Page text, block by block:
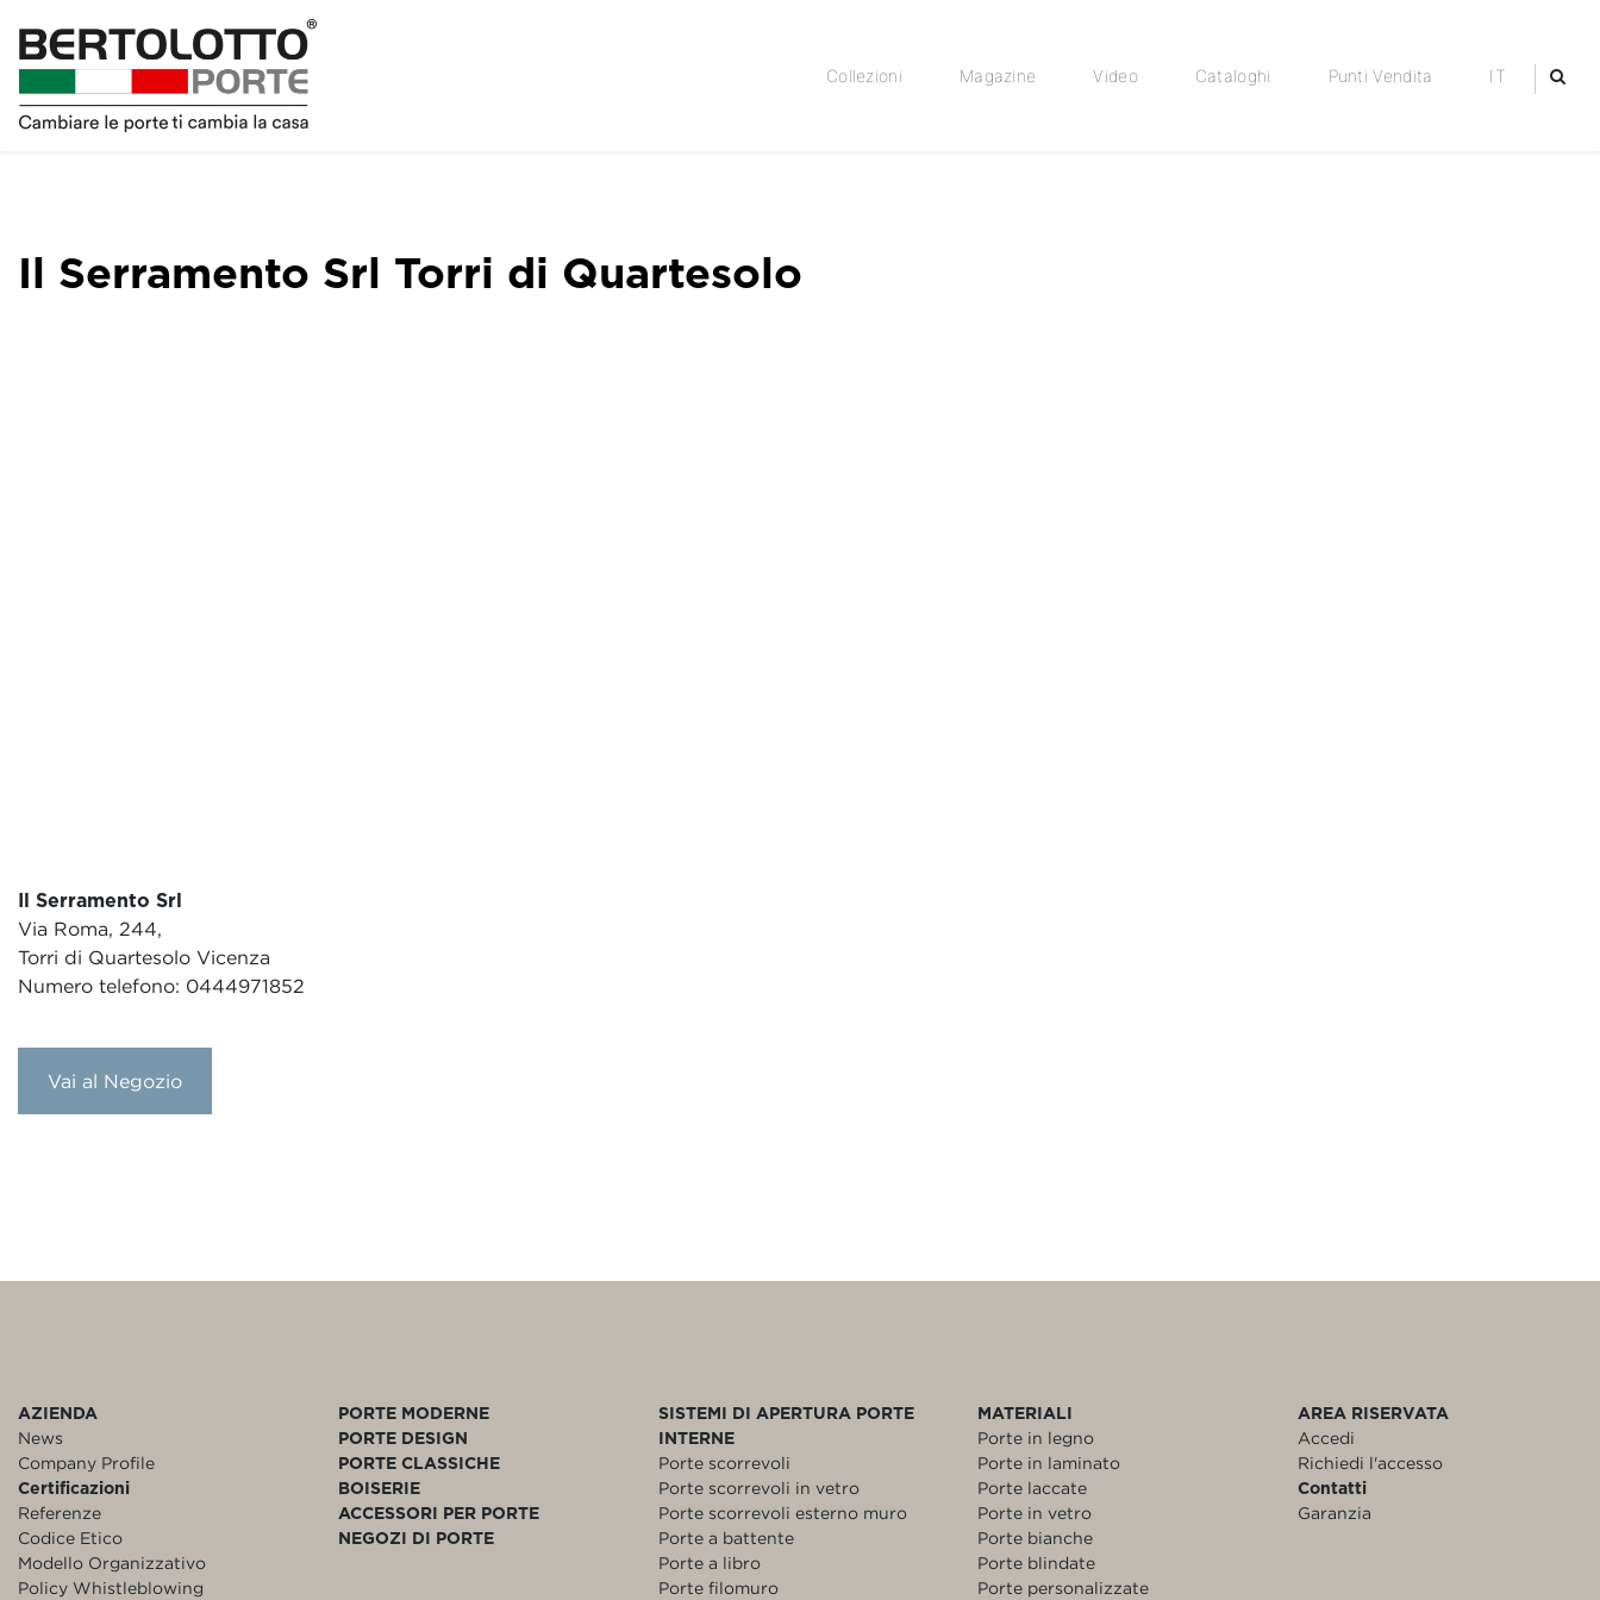
Collezioni Magazine Video Cataloghi Punti Vendita IT
Il Serramento Srl Torri di Quartesolo
Il Serramento Srl
Via Roma, 244,
Torri di Quartesolo Vicenza
Numero telefono: 0444971852
Vai al Negozio
AZIENDA
News
Company Profile
Certificazioni
Referenze
Codice Etico
Modello Organizzativo
Policy Whistleblowing
PORTE MODERNE
PORTE DESIGN
PORTE CLASSICHE
BOISERIE
ACCESSORI PER PORTE
NEGOZI DI PORTE
SISTEMI DI APERTURA PORTE
INTERNE
Porte scorrevoli
Porte scorrevoli in vetro
Porte scorrevoli esterno muro
Porte a battente
Porte a libro
Porte filomuro
MATERIALI
Porte in legno
Porte in laminato
Porte laccate
Porte in vetro
Porte bianche
Porte blindate
Porte personalizzate
AREA RISERVATA
Accedi
Richiedi l'accesso
Contatti
Garanzia